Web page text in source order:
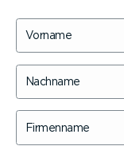
Vorname
Nachname
Firmenname